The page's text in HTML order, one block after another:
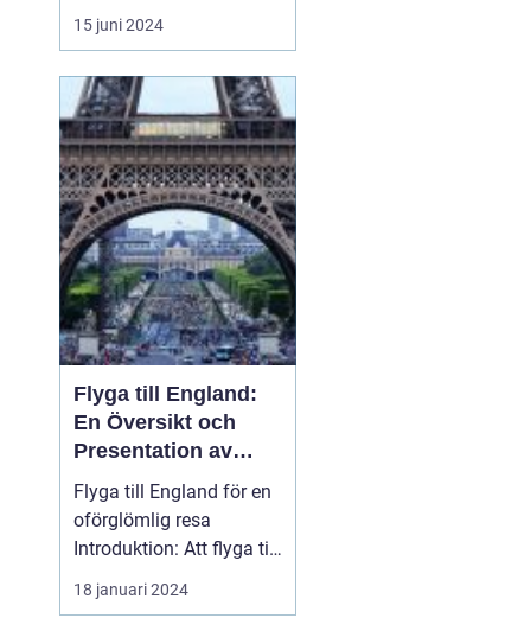
skolresa som blivit en
tradition i det svenska
destination som sticker
ut och erbjuder en
kombination av
historiskt lärande,
fantastisk natur och...
15 juni 2024
Flyga till England:
En Översikt och
Presentation av
Resmöjligheter
Flyga till England för en
oförglömlig resa
Introduktion: Att flyga till
England är en po...
18 januari 2024